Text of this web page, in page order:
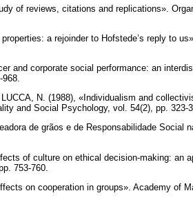
of reviews, citations and replications».
a rejoinder to Hofstede’s reply to
and corporate social performance: an
N. (1988), «Individualism and
and Social Psychology, vol. 54(2), pp. 323-
de grãos e de Responsabilidade Social
of culture on ethical decision-making: an
753-760.
on cooperation in groups». Academy of